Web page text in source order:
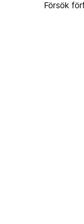
Försök